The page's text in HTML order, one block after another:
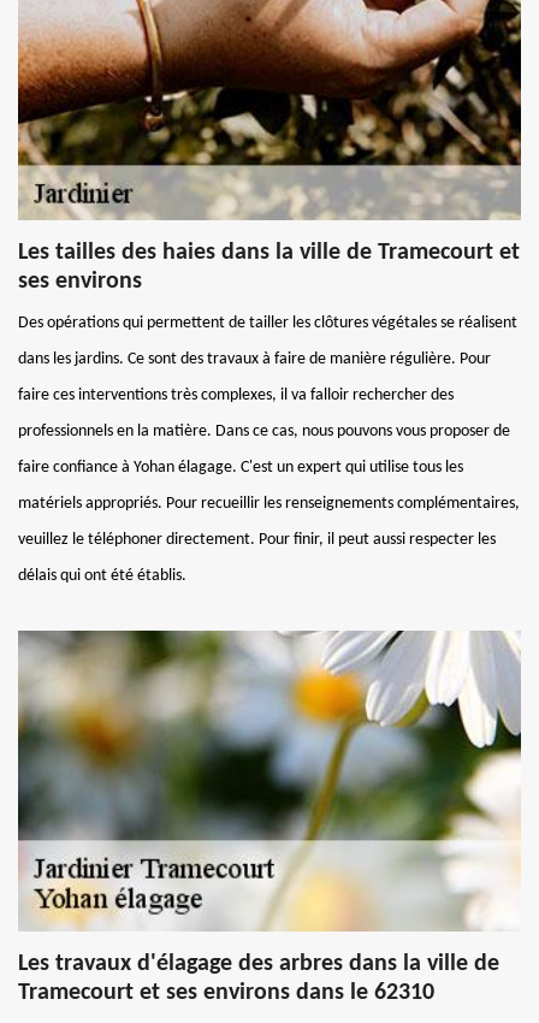
Les tailles des haies dans la ville de Tramecourt et
ses environs
Des opérations qui permettent de tailler les clôtures végétales se réalisent
dans les jardins. Ce sont des travaux à faire de manière régulière. Pour
faire ces interventions très complexes, il va falloir rechercher des
professionnels en la matière. Dans ce cas, nous pouvons vous proposer de
faire confiance à Yohan élagage. C'est un expert qui utilise tous les
matériels appropriés. Pour recueillir les renseignements complémentaires,
veuillez le téléphoner directement. Pour finir, il peut aussi respecter les
délais qui ont été établis.
Les travaux d'élagage des arbres dans la ville de
Tramecourt et ses environs dans le 62310